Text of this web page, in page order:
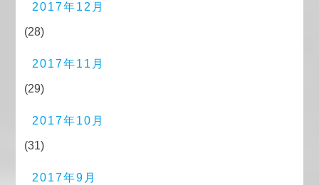
2017年12月
(28)
2017年11月
(29)
2017年10月
(31)
2017年9月